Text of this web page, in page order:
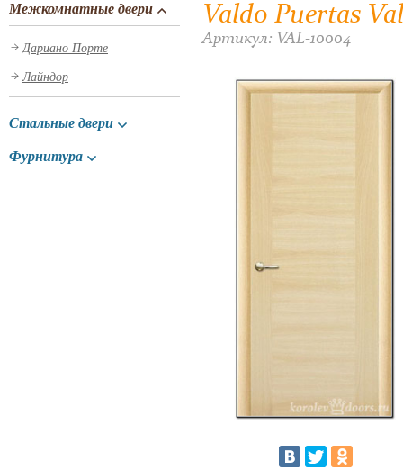
Межкомнатные двери
Дариано Порте
Лайндор
Стальные двери
Фурнитура
Valdo Puertas
Артикул: VAL-10004